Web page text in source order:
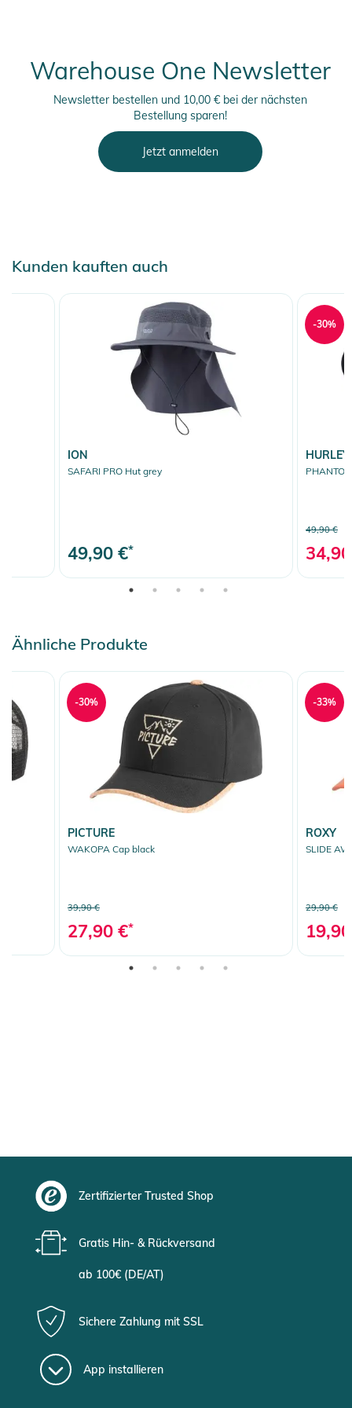
Warehouse One Newsletter
Newsletter bestellen und 10,00 € bei der nächsten
Bestellung sparen!
Jetzt anmelden
Kunden kauften auch
ION
SAFARI PRO Hut grey
49,90 €*
HURLEY
49,90 €
-30%
Ähnliche Produkte
PICTURE
WAKOPA Cap black
39,90 €
27,90 €*
-30%
ROXY
SLIDE
29,90 €
-33%
Zertifizierter Trusted Shop
Gratis Hin- & Rückversand
ab 100€ (DE/AT)
Sichere Zahlung mit SSL
App installieren